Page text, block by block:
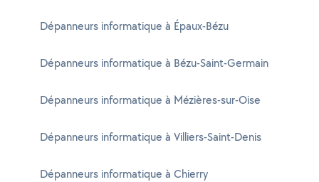
Dépanneurs informatique à Épaux-Bézu
Dépanneurs informatique à Bézu-Saint-Germain
Dépanneurs informatique à Mézières-sur-Oise
Dépanneurs informatique à Villiers-Saint-Denis
Dépanneurs informatique à Chierry